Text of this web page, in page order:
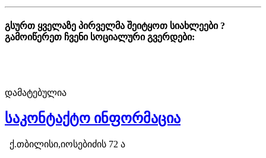
გსურთ ყველაზე პირველმა შეიტყოთ სიახლეები ?
გამოიწერეთ ჩვენი სოციალური გვერდები:
დამატებულია
საკონტაქტო ინფორმაცია
ქ.თბილისი,იოსებიძის 72 ა